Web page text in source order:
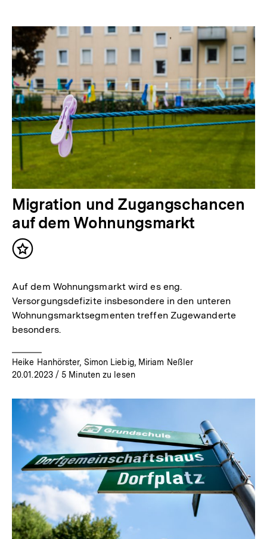
Migration und Zugangschancen
auf dem Wohnungsmarkt
Inhalt
Auf dem Wohnungsmarkt wird es eng.
Versorgungsdefizite insbesondere in den unteren
Wohnungsmarktsegmenten treffen Zugewanderte
besonders.
Heike Hanhörster, Simon Liebig, Miriam Neßler
20.01.2023/ 5 Minuten zu lesen